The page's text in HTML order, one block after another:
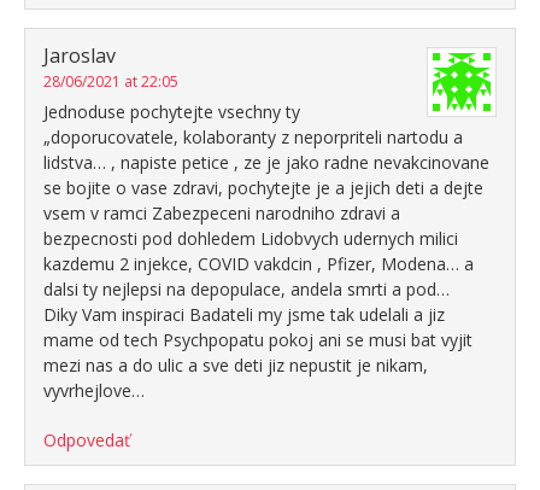
Jaroslav
28/06/2021 at 22:05
Jednoduse pochytejte vsechny ty
„doporucovatele, kolaboranty z neporpriteli nartodu a
lidstva… , napiste petice , ze je jako radne nevakcinovane
se bojite o vase zdravi, pochytejte je a jejich deti a dejte
vsem v ramci Zabezpeceni narodniho zdravi a
bezpecnosti pod dohledem Lidobvych udernych milici
kazdemu 2 injekce, COVID vakdcin , Pfizer, Modena… a
dalsi ty nejlepsi na depopulace, andela smrti a pod…
Diky Vam inspiraci Badateli my jsme tak udelali a jiz
mame od tech Psychpopatu pokoj ani se musi bat vyjit
mezi nas a do ulic a sve deti jiz nepustit je nikam,
vyvrhejlove…
Odpovedať